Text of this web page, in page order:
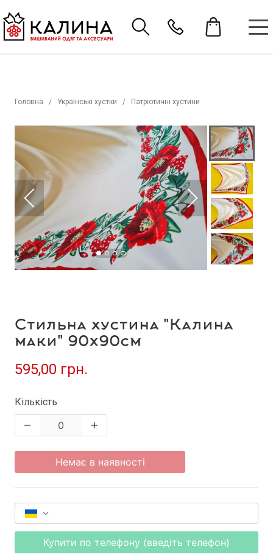
Головна Українські хустки Патріотичні хустини
Стильна хустина "Калина
маки" 90х90см
595,00 грн.
Кількість
Немає в наявності
Купити по телефону (введіть телефон)